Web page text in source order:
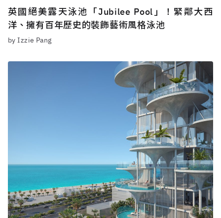
英國絕美露天泳池「Jubilee Pool」！緊鄰大西
洋、擁有百年歷史的裝飾藝術風格泳池
by Izzie Pang